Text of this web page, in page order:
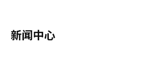
新闻中心